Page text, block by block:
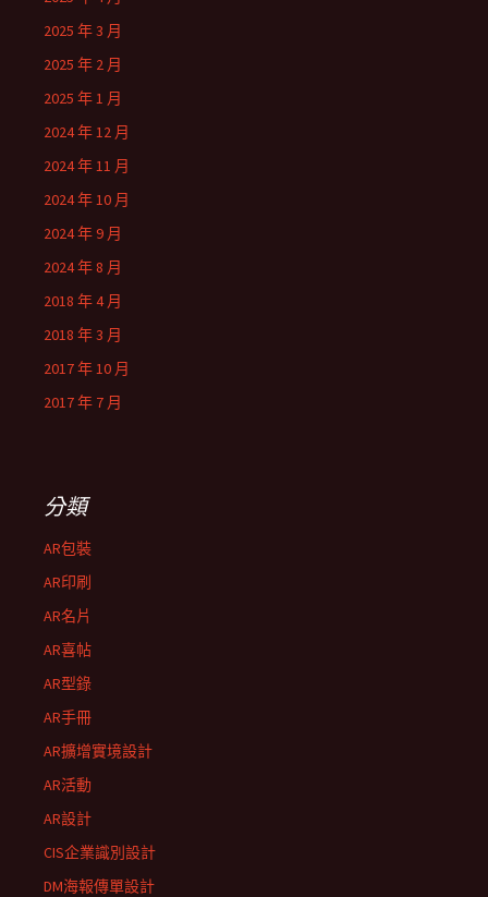
2025 年 3 月
2025 年 2 月
2025 年 1 月
2024 年 12 月
2024 年 11 月
2024 年 10 月
2024 年 9 月
2024 年 8 月
2018 年 4 月
2018 年 3 月
2017 年 10 月
2017 年 7 月
分類
AR包裝
AR印刷
AR名片
AR喜帖
AR型錄
AR手冊
AR擴增實境設計
AR活動
AR設計
CIS企業識別設計
DM海報傳單設計